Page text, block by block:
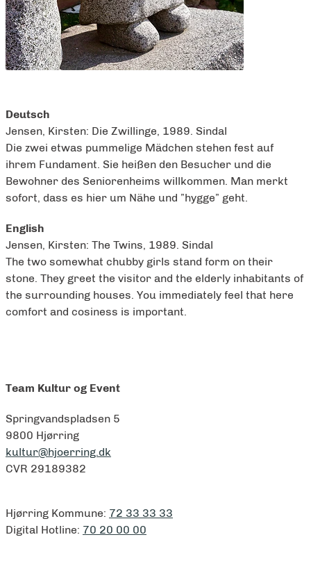
Deutsch
Jensen, Kirsten: Die Zwillinge, 1989. Sindal
Die zwei etwas pummelige Mädchen stehen fest auf
ihrem Fundament. Sie heißen den Besucher und die
Bewohner des Seniorenheims willkommen. Man merkt
sofort, dass es hier um Nähe und ”hygge” geht.
English
Jensen, Kirsten: The Twins, 1989. Sindal
The two somewhat chubby girls stand form on their
stone. They greet the visitor and the elderly inhabitants of
the surrounding houses. You immediately feel that here
comfort and cosiness is important.
Team Kultur og Event
Springvandspladsen 5
9800 Hjørring
kultur@hjoerring.dk
CVR 29189382
Hjørring Kommune: 72 33 33 33
Digital Hotline: 70 20 00 00